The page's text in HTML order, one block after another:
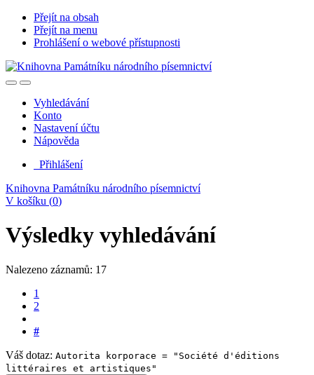
Přejít na obsah
Přejít na menu
Prohlášení o webové přístupnosti
Vyhledávání
Konto
Nastavení účtu
Nápověda
Přihlášení
Knihovna Památníku národního písemnictví
V košíku (0)
Výsledky vyhledávání
Nalezeno záznamů: 17
1
2
#
Váš dotaz: Autorita korporace = "Société d'éditions
littéraires et artistiques"